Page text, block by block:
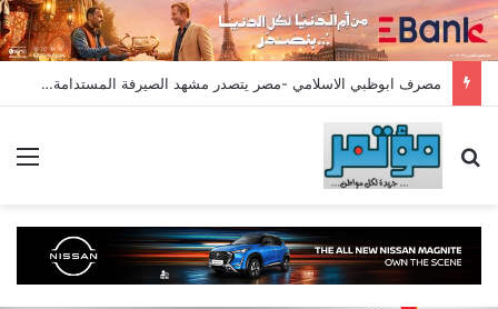
مصرف ابوظبي الاسلامي -مصر يتصدر مشهد الصيرفة المستدامة ب 9 جوائز دولية
بحث عن